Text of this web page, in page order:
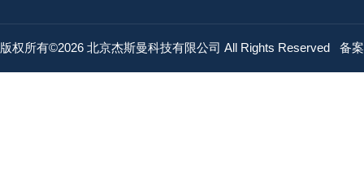
版权所有©2026 北京杰斯曼科技有限公司 All Rights Reserved 备